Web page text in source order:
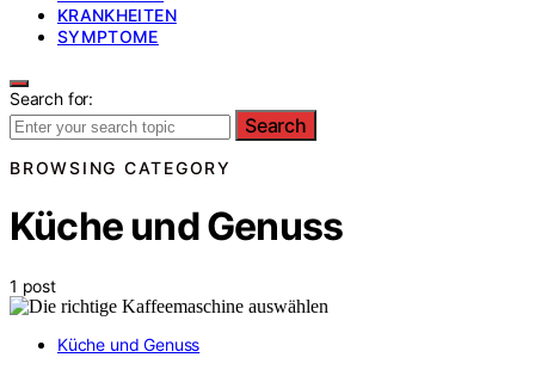
KRANKHEITEN
SYMPTOME
Search for:
Search
BROWSING CATEGORY
Küche und Genuss
1 post
Küche und Genuss